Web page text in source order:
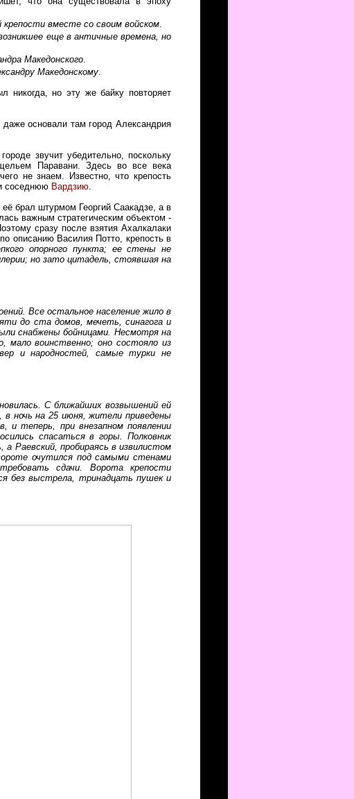
крепости вместе со своим войском.
еще в античные времена, но
Македонского.
Македонскому.
никогда, но эту же байку повторяет
основали там город Александрия
звучит убедительно, поскольку
Паравани. Здесь во все века
не знаем. Известно, что крепость
соседнюю Вардзию.
брал штурмом Георгий Саакадзе, а в
важным стратегическим объектом -
сразу после взятия Ахалкалаки
описанию Василия Потто, крепость в
опорного пункта; ее стены не
но зато цитадель, стоявшая на
Все остальное население жило в
до ста домов, мечеть, синагога и
снабжены бойницами. Несмотря на
мало воинственно; оно состояло из
и народностей, самые турки не
С ближайших возвышений ей
ночь на 25 июня, жители приведены
и теперь, при внезапном появлении
спасаться в горы. Полковник
Раевский, пробираясь в извилистом
очутился под самыми стенами
сдачи. Ворота крепости
без выстрела, тринадцать пушек и